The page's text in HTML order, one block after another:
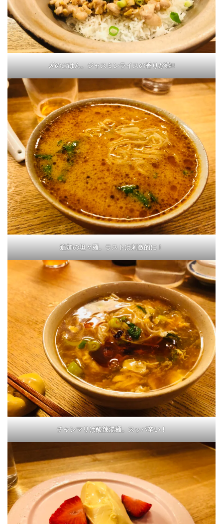
〆のごはん。ジャスミンライスの香りが◎‼︎
追加の坦々麺。ラストは刺激的に！
チャンマリは酸辣湯麺。スッパ辛い！